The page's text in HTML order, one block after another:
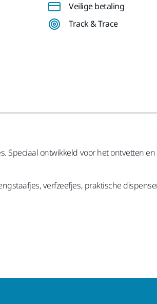
Veilige betaling
Track & Trace
ontwikkeld voor het ontvetten
verfzeefjes, praktische